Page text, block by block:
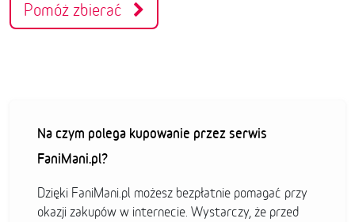
Pomóż zbierać
Na czym polega kupowanie przez serwis
FaniMani.pl?
Dzięki FaniMani.pl możesz bezpłatnie pomagać przy
okazji zakupów w internecie. Wystarczy, że przed